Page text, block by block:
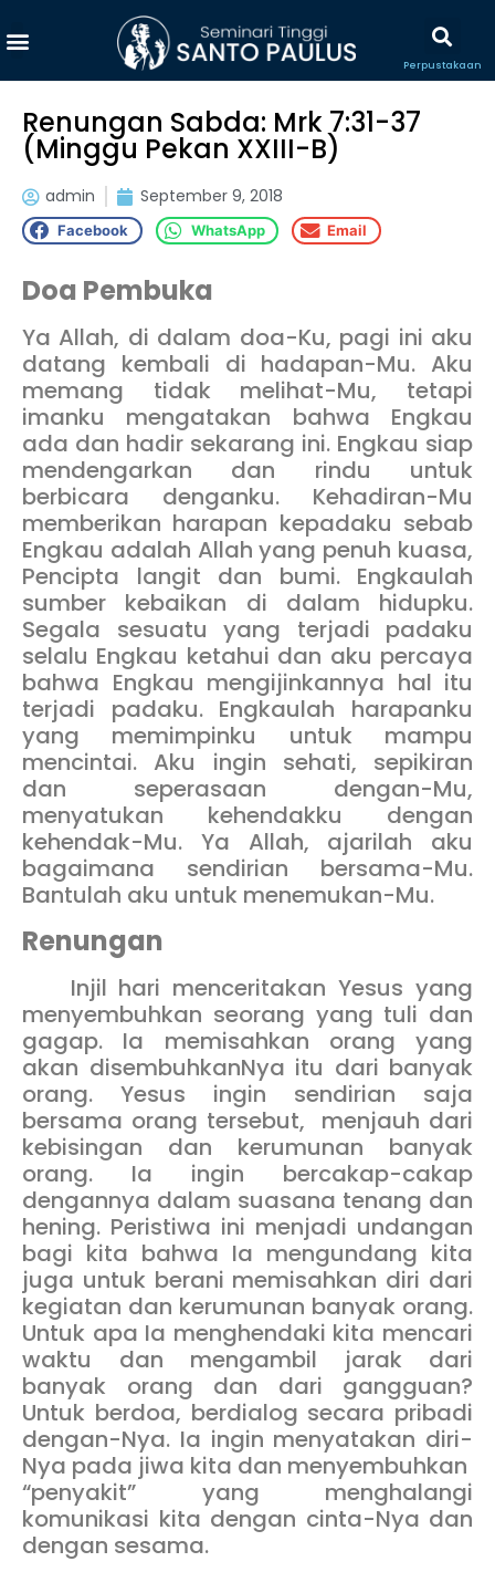
Perpustakaan
Renungan Sabda: Mrk 7:31-37
(Minggu Pekan XXIII-B)
admin September 9, 2018
Facebook WhatsApp Email
Doa Pembuka
Ya Allah, di dalam doa-Ku, pagi ini aku
datang kembali di hadapan-Mu. Aku
memang tidak melihat-Mu, tetapi
imanku mengatakan bahwa Engkau
ada dan hadir sekarang ini. Engkau siap
mendengarkan dan rindu untuk
berbicara denganku. Kehadiran-Mu
memberikan harapan kepadaku sebab
Engkau adalah Allah yang penuh kuasa,
Pencipta langit dan bumi. Engkaulah
sumber kebaikan di dalam hidupku.
Segala sesuatu yang terjadi padaku
selalu Engkau ketahui dan aku percaya
bahwa Engkau mengijinkannya hal itu
terjadi padaku. Engkaulah harapanku
yang memimpinku untuk mampu
mencintai. Aku ingin sehati, sepikiran
dan seperasaan dengan-Mu,
menyatukan kehendakku dengan
kehendak-Mu. Ya Allah, ajarilah aku
bagaimana sendirian bersama-Mu.
Bantulah aku untuk menemukan-Mu.
Renungan
Injil hari menceritakan Yesus yang
menyembuhkan seorang yang tuli dan
gagap. Ia memisahkan orang yang
akan disembuhkanNya itu dari banyak
orang. Yesus ingin sendirian saja
bersama orang tersebut, menjauh dari
kebisingan dan kerumunan banyak
orang. Ia ingin bercakap-cakap
dengannya dalam suasana tenang dan
hening. Peristiwa ini menjadi undangan
bagi kita bahwa Ia mengundang kita
juga untuk berani memisahkan diri dari
kegiatan dan kerumunan banyak orang.
Untuk apa Ia menghendaki kita mencari
waktu dan mengambil jarak dari
banyak orang dan dari gangguan?
Untuk berdoa, berdialog secara pribadi
dengan-Nya. Ia ingin menyatakan diri-
Nya pada jiwa kita dan menyembuhkan
“penyakit” yang menghalangi
komunikasi kita dengan cinta-Nya dan
dengan sesama.